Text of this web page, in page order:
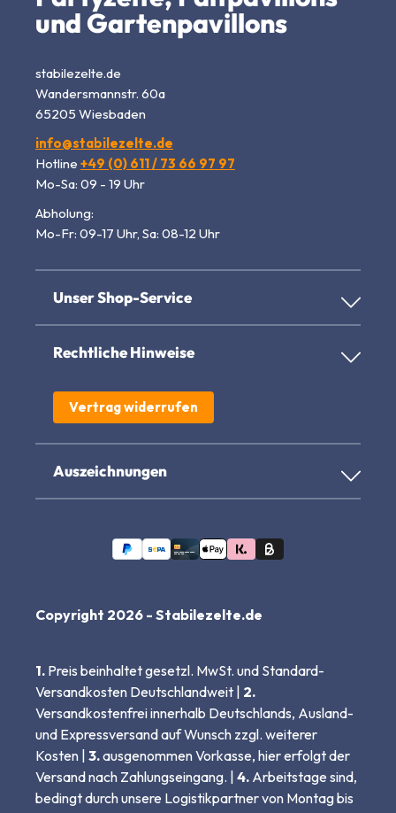
und Gartenpavillons
stabilezelte.de
Wandersmannstr. 60a
65205 Wiesbaden
info@stabilezelte.de
Hotline +49 (0) 611 / 73 66 97 97
Mo-Sa: 09 - 19 Uhr
Abholung:
Mo-Fr: 09-17 Uhr, Sa: 08-12 Uhr
Unser Shop-Service
Rechtliche Hinweise
Vertrag widerrufen
Auszeichnungen
Copyright 2026 - Stabilezelte.de
1. Preis beinhaltet gesetzl. MwSt. und Standard-
Versandkosten Deutschlandweit | 2.
Versandkostenfrei innerhalb Deutschlands, Ausland-
und Expressversand auf Wunsch zzgl. weiterer
Kosten | 3.ausgenommen Vorkasse, hier erfolgt der
Versand nach Zahlungseingang. | 4. Arbeitstage sind,
bedingt durch unsere Logistikpartner von Montag bis